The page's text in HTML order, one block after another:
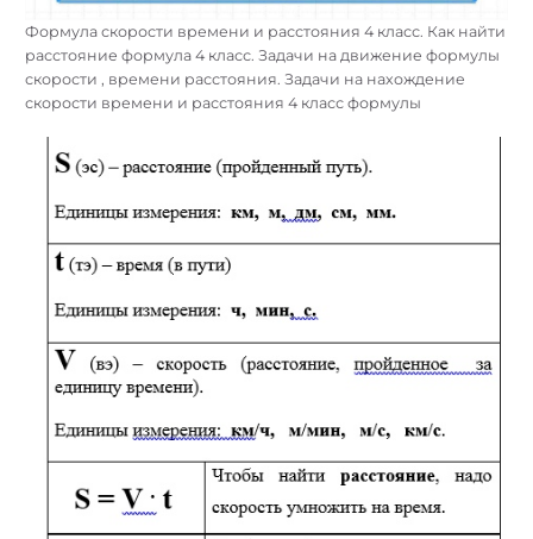
Формула скорости времени и расстояния 4 класс. Как найти
расстояние формула 4 класс. Задачи на движение формулы
скорости , времени расстояния. Задачи на нахождение
скорости времени и расстояния 4 класс формулы